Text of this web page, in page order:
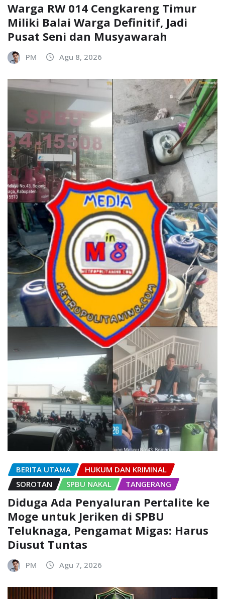
Warga RW 014 Cengkareng Timur
Miliki Balai Warga Definitif, Jadi
Pusat Seni dan Musyawarah
PM Agu 8, 2026
BERITA UTAMA
HUKUM DAN KRIMINAL
SOROTAN
SPBU NAKAL TANGERANG
Diduga Ada Penyaluran Pertalite ke
Moge untuk Jeriken di SPBU
Teluknaga, Pengamat Migas: Harus
Diusut Tuntas
PM Agu 7, 2026